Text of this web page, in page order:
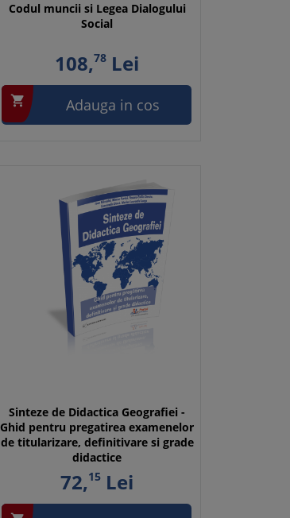
Codul muncii si Legea Dialogului
Social
108,78Lei
 Adauga in cos
Sinteze de Didactica Geografiei -
Ghid pentru pregatirea examenelor
de titularizare, definitivare si grade
didactice
72,15Lei